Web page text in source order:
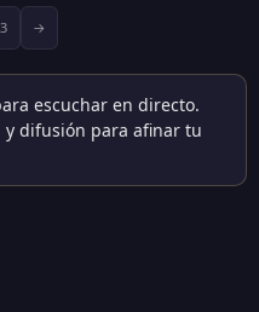
3 →
escuchar en directo.
y difusión para afinar tu